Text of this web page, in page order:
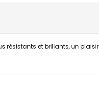
résistants et brillants, un plaisir